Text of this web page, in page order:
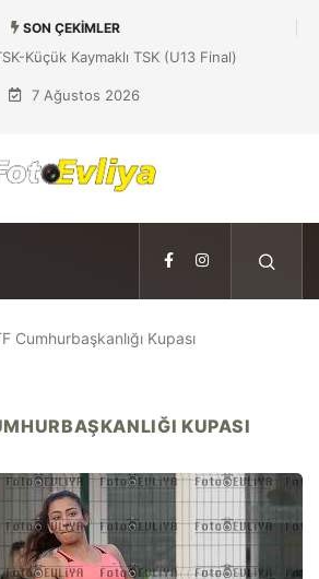
SON ÇEKIMLER
Küçük Kaymaklı TSK (U13 Final)
7 Ağustos 2026
Cumhurbaşkanlığı Kupası
KUPASI